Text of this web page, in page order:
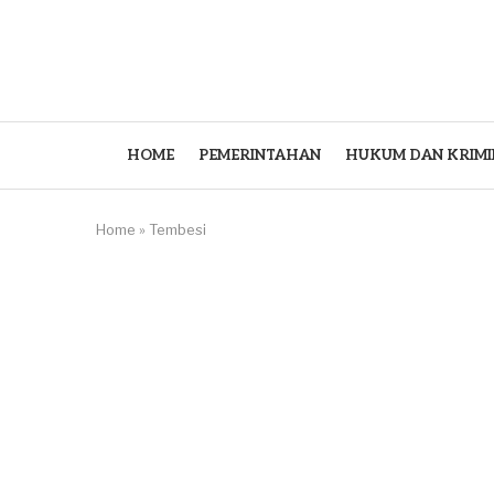
HOME PEMERINTAHAN HUKUM DAN
Home » Tembesi